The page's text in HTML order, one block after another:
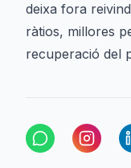
deixa fora
ràtios, millores
recuperació del